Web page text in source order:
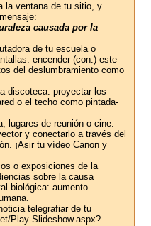
la ventana de tu sitio, y
causada por la
de tu escuela o
encender (con.) este
del deslumbramiento como
discoteca: proyectar los
o el techo como pintada-
lugares de reunión o cine:
y conectarlo a través del
¡Asir tu vídeo Canon y
o exposiciones de la
sobre la causa
biológica: aumento
telegrafiar de tu
Play-Slideshow.aspx?